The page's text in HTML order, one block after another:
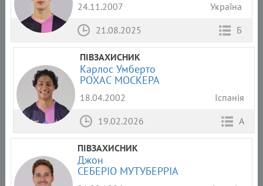
24.11.2007
Україна
21.08.2025
Б
ПІВЗАХИСНИК
Карлос Умберто
РОХАС МОСКЕРА
18.04.2002
Іспанія
19.02.2026
А
ПІВЗАХИСНИК
Джон
СЕБЕРІО МУТУБЕРРІА